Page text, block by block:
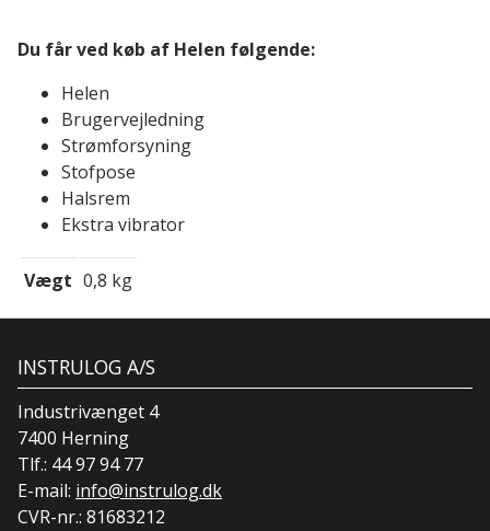
Du får ved køb af Helen følgende:
Helen
Brugervejledning
Strømforsyning
Stofpose
Halsrem
Ekstra vibrator
Vægt 0,8 kg
INSTRULOG A/S
Industrivænget 4
7400 Herning
Tlf.: 44 97 94 77
E-mail: info@instrulog.dk
CVR-nr.: 81683212